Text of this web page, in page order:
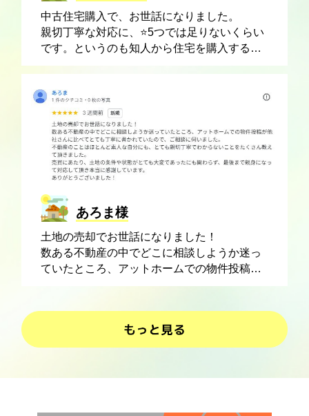
中古住宅購入で、お世話になりました。
親切丁寧な対応に、⭐️5つでは足りないくらい
です。というのも知人から住宅を購入する際
に、仲介に入った他の不動産会社の誠意のな
回、大谷さんに仲介に入っていただき、不動
産屋さんとしての真摯な姿勢と、豊富な経験
からの知識、女性ならではの気遣いによっ
て、色々な問題を解決して頂き、無事購入す
る事が出来ました。現在、信頼のできる業者
さんを紹介していただき、リフォームを行っ
だき、今から住むのがとても楽しみです。
今後、色々な方におすすめしたい不動産会社
さんです。
あろま様
土地の売却でお世話になりました！
数ある不動産の中でどこに相談しようか迷っ
ていたところ、アットホームでの物件投稿が
他社さんに比べてとても丁寧に書かれていた
ても親切丁寧でわからないことをたくさん教
えて頂きました。売買にあたり、土地の条件
最後まで親身になって対応して頂き本当に感